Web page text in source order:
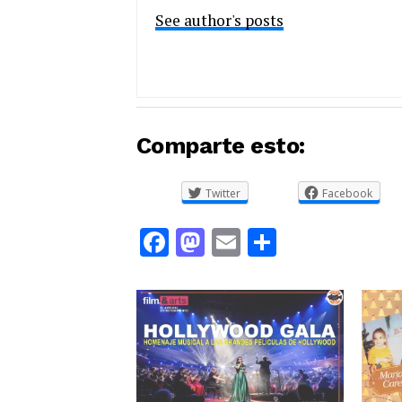
See author's posts
Comparte esto:
Twitter Facebook
Facebook
Mastodon
Email